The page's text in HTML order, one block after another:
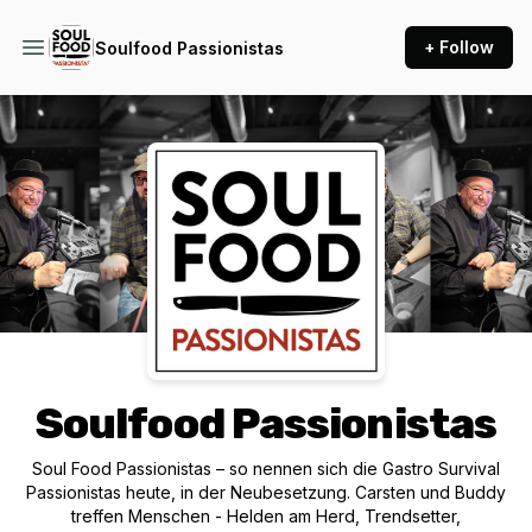
Soulfood Passionistas + Follow
Podcast Background Image
Soulfood Passionistas
Soul Food Passionistas – so nennen sich die Gastro Survival
Passionistas heute, in der Neubesetzung. Carsten und Buddy
treffen Menschen - Helden am Herd, Trendsetter,